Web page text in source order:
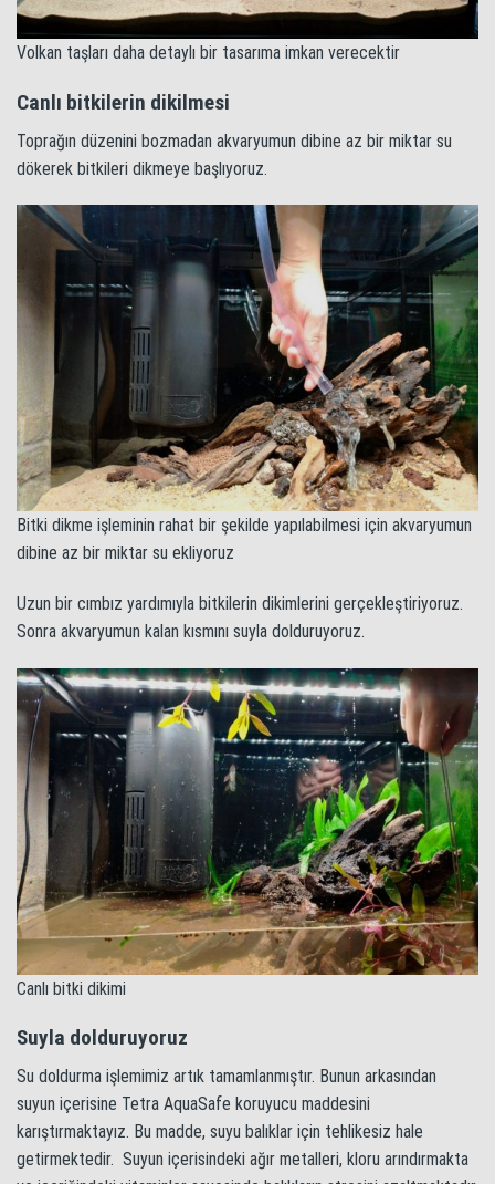
Volkan taşları daha detaylı bir tasarıma imkan verecektir
Canlı bitkilerin dikilmesi
Toprağın düzenini bozmadan akvaryumun dibine az bir miktar su
dökerek bitkileri dikmeye başlıyoruz.
Bitki dikme işleminin rahat bir şekilde yapılabilmesi için akvaryumun
dibine az bir miktar su ekliyoruz
Uzun bir cımbız yardımıyla bitkilerin dikimlerini gerçekleştiriyoruz.
Sonra akvaryumun kalan kısmını suyla dolduruyoruz.
Canlı bitki dikimi
Suyla dolduruyoruz
Su doldurma işlemimiz artık tamamlanmıştır. Bunun arkasından
suyun içerisine Tetra AquaSafe koruyucu maddesini
karıştırmaktayız. Bu madde, suyu balıklar için tehlikesiz hale
getirmektedir. Suyun içerisindeki ağır metalleri, kloru arındırmakta